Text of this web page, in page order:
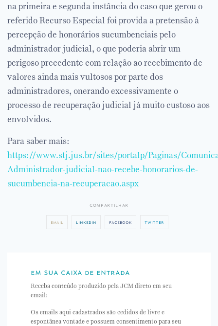
na primeira e segunda instância do caso que gerou o
referido Recurso Especial foi provida a pretensão à
percepção de honorários sucumbenciais pelo
administrador judicial, o que poderia abrir um
perigoso precedente com relação ao recebimento de
valores ainda mais vultosos por parte dos
administradores, onerando excessivamente o
processo de recuperação judicial já muito custoso aos
envolvidos.
Para saber mais:
https://www.stj.jus.br/sites/portalp/Paginas/
Administrador-judicial-nao-recebe-honorarios-de-
sucumbencia-na-recuperacao.aspx
compartilhar
email linkedin facebook twitter
em sua caixa de entrada
Receba conteúdo produzido pela JCM direto em seu
email:
Os emails aqui cadastrados são cedidos de livre e
espontânea vontade e possuem consentimento para seu